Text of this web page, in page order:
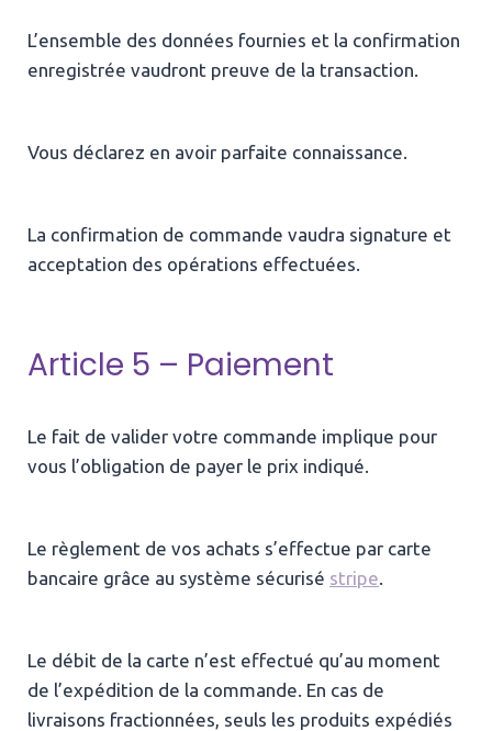
L’ensemble des données fournies et la confirmation
enregistrée vaudront preuve de la transaction.
Vous déclarez en avoir parfaite connaissance.
La confirmation de commande vaudra signature et
acceptation des opérations effectuées.
Article 5 – Paiement
Le fait de valider votre commande implique pour
vous l’obligation de payer le prix indiqué.
Le règlement de vos achats s’effectue par carte
bancaire grâce au système sécurisé stripe
Le débit de la carte n’est effectué qu’au moment
de l’expédition de la commande. En cas de
livraisons fractionnées, seuls les produits expédiés